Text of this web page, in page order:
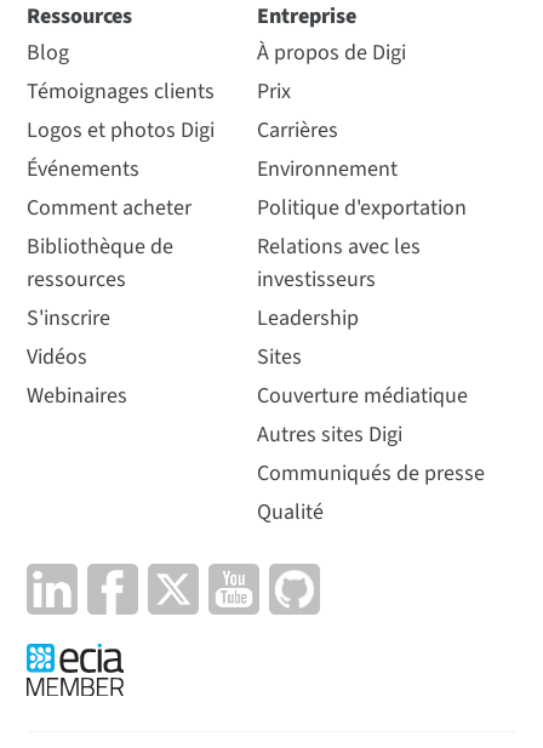
Ressources
Blog
Témoignages clients
Logos et photos Digi
Événements
Comment acheter
Bibliothèque de
ressources
S'inscrire
Vidéos
Webinaires
Entreprise
À propos de Digi
Prix
Carrières
Environnement
Politique d'exportation
Relations avec les
investisseurs
Leadership
Sites
Couverture médiatique
Autres sites Digi
Communiqués de presse
Qualité